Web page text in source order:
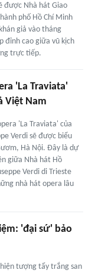
được Nhà hát Giao
phố Hồ Chí Minh
giả vào tháng
đỉnh cao giữa vũ kịch
trực tiếp.
'La Traviata'
Việt Nam
'La Traviata' của
Verdi sẽ được biểu
Hà Nội. Đây là dự
giữa Nhà hát Hồ
Verdi di Trieste
nhà hát opera lâu
'đại sứ' bảo
tượng tẩy trắng san